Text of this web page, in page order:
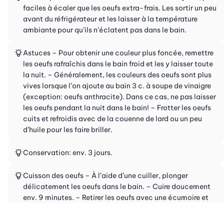
faciles à écaler que les oeufs extra-frais. Les sortir un peu
avant du réfrigérateur et les laisser à la température
ambiante pour qu’ils n’éclatent pas dans le bain.
Astuces – Pour obtenir une couleur plus foncée, remettre
les oeufs rafraîchis dans le bain froid et les y laisser toute
la nuit. – Généralement, les couleurs des oeufs sont plus
vives lorsque l’on ajoute au bain 3 c. à soupe de vinaigre
(exception: oeufs anthracite). Dans ce cas, ne pas laisser
les oeufs pendant la nuit dans le bain! – Frotter les oeufs
cuits et refroidis avec de la couenne de lard ou un peu
d’huile pour les faire briller.
Conservation: env. 3 jours.
Cuisson des oeufs – À l’aide d’une cuiller, plonger
délicatement les oeufs dans le bain. – Cuire doucement
env. 9 minutes. – Retirer les oeufs avec une écumoire et